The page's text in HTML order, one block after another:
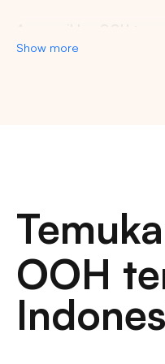
strategis di kota-kota
Temukan billboard
pilihan ukuran dan
iklan luar ruang, papan
tradisional, iklan
tanda luar ruang, iklan
Show more
OOH